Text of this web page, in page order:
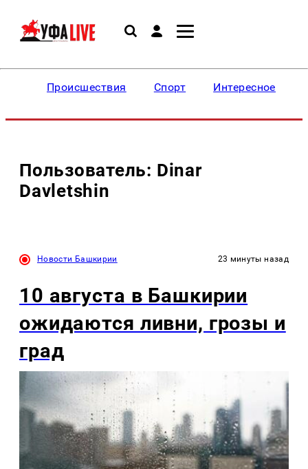
Происшествия Спорт Интересное
Пользователь: Dinar
Davletshin
Новости Башкирии 23 минуты назад
10 августа в Башкирии
ожидаются ливни, грозы и
град